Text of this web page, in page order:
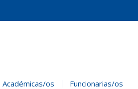
Académicas/os Funcionarias/os